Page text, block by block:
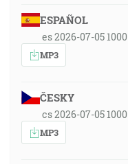
ESPAÑOL
es 2026-07-05 1000
MP3
ČESKY
cs 2026-07-05 1000
MP3